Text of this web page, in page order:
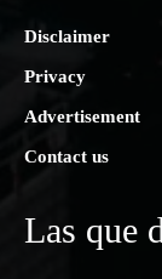
Disclaimer
Privacy
Advertisement
Contact us
Las que